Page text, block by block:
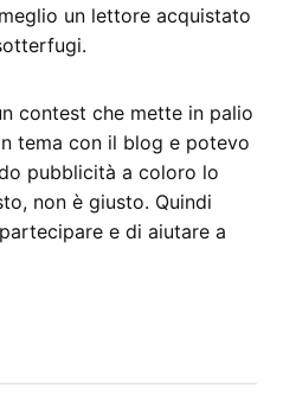
un lettore acquistato
contest che mette in palio
tema con il blog e potevo
pubblicità a coloro lo
non è giusto. Quindi
e di aiutare a